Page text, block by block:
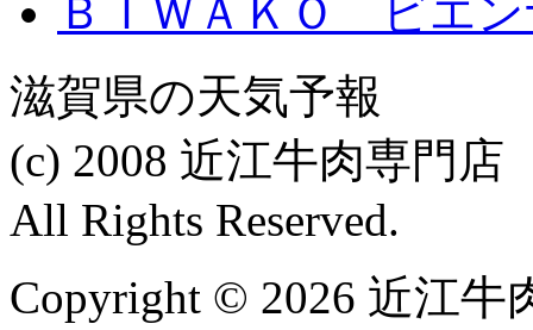
ＢＩＷＡＫＯ ビエン
滋賀県の天気予報
(c) 2008 近江牛肉専門
All Rights Reserved.
Copyright © 2026 近江